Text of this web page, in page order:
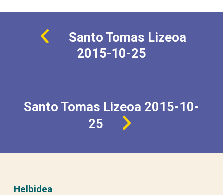
Santo Tomas Lizeoa
2015-10-25
Santo Tomas Lizeoa 2015-10-
25
Helbidea